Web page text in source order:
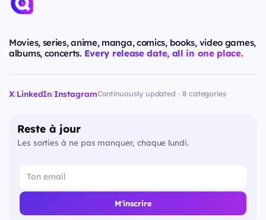
Movies, series, anime, manga, comics, books, video games,
albums, concerts. Every release date, all in one place.
X|LinkedIn|InstagramContinuously updated · 8 categories
Reste à jour
Les sorties à ne pas manquer, chaque lundi.
M'inscrire